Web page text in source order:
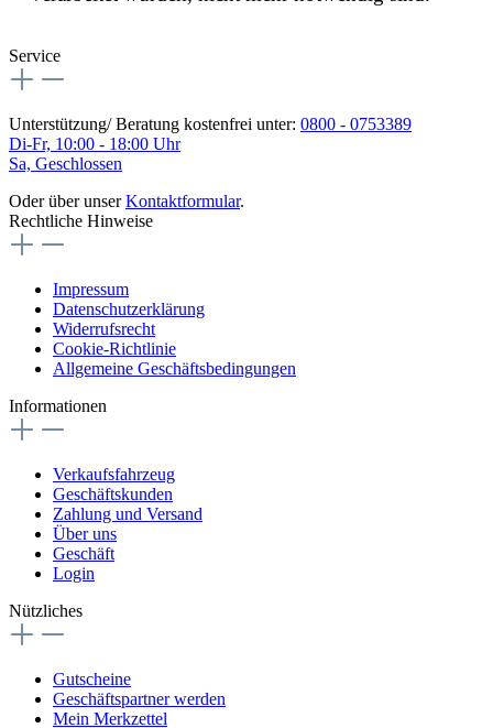
Service
Unterstützung/ Beratung kostenfrei unter: 0800 - 0753389
Di-Fr, 10:00 - 18:00 Uhr
Sa, Geschlossen
Oder über unserKontaktformular.
Rechtliche Hinweise
Impressum
Datenschutzerklärung
Widerrufsrecht
Cookie-Richtlinie
Allgemeine Geschäftsbedingungen
Informationen
Verkaufsfahrzeug
Geschäftskunden
Zahlung und Versand
Über uns
Geschäft
Login
Nützliches
Gutscheine
Geschäftspartner werden
Mein Merkzettel